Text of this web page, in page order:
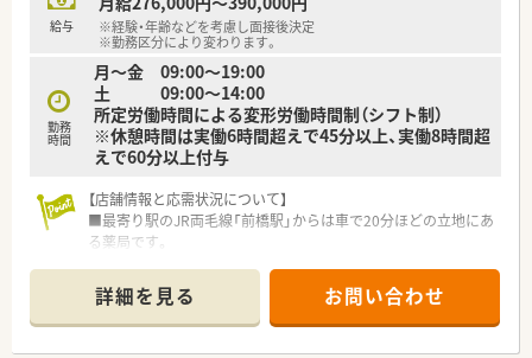
■社員同士の関係性が良好で、温かく穏やかな人柄の方が多いこ
とが魅力の職場です。
っしゃる社風です。
■患者様からの評判も良く、穏やかな環境で長く働きたい方に最
適な職場です。
給与 ※経験・年齢などを考慮し面接後決定
※勤務区分により変わります。
勤務
時間
月～金 09:00～19:00
土 09:00～14:00
所定労働時間による変形労働時間制（シフト制）
※休憩時間は実働6時間超えで45分以上、実働8時間超
えで60分以上付与
【店舗情報と応需状況について】
■最寄り駅のJR両毛線「前橋駅」からは車で20分ほどの立地にあ
る薬局です。
対応しています。
■1日の処方箋応需枚数は約120枚で、常勤薬剤師5～6名体制で
運営しています。
詳細を見る お問い合わせ